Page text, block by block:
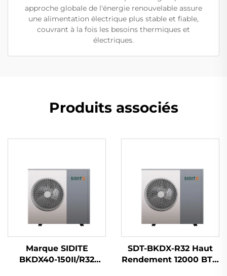
approche globale de l'énergie renouvelable assure
une alimentation électrique plus stable et fiable,
couvrant à la fois les besoins thermiques et
électriques.
Produits associés
Marque SIDITE
BKDX40-150II/R32
SDT-BKDX-R32 Haut
Rendement 12000 BTU